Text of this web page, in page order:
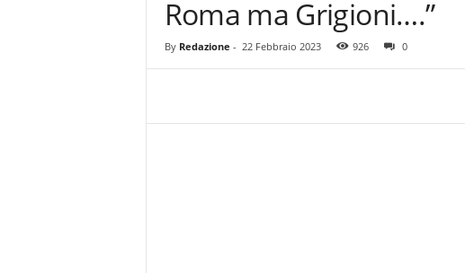
Roma ma Grigioni….”
By Redazione - 22 Febbraio 2023 926 0